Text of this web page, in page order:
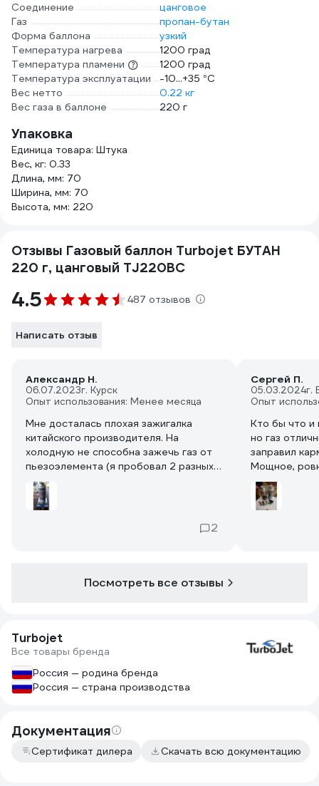
Соединение
цанговое
Газ
пропан-бутан
Форма баллона
узкий
Температура нагрева
1200 град
Температура пламени
1200 град
Температура эксплуатации
-10...+35 °С
Вес нетто
0.22 кг
Вес газа в баллоне
220 г
Упаковка
Единица товара: Штука
Вес, кг: 0.33
Длина, мм: 70
Ширина, мм: 70
Высота, мм: 220
Отзывы Газовый баллон Turbojet БУТАН
220 г, цанговый TJ220BC
4.5 487 отзывов
Написать отзыв
Александр Н.
06.07.2023г. Курск
Опыт использования: Менее месяца
Мне досталась плохая зажигалка
китайского производителя. На
холодную не способна зажечь газ от
пьезоэлемента (я пробовал 2 разных
газа). На горячую поджигается. От
открытого пламени поджигается
легко в любом состоянии, если сразу
не давать полную мощность. Взвесил
баллон в начале использования без
весит пустой пока не знаю, проверим.
2
Сергей П.
05.03.2024г.
Опыт
Кто бы что и
но газ
заправил
Мощное,
самое с
этого
Посмотреть все отзывы
Turbojet
Все товары бренда
Россия — родина бренда
Россия — страна производства
Документация
Сертификат дилера Скачать всю документацию